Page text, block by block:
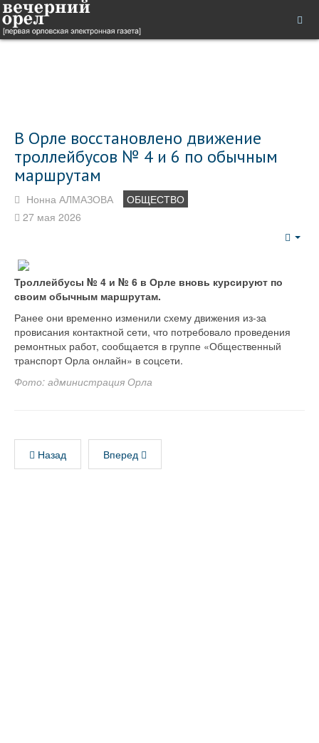
В Орле восстановлено движение
троллейбусов № 4 и 6 по обычным
маршрутам
Нонна АЛМАЗОВА
ОБЩЕСТВО
27 мая 2026
Троллейбусы № 4 и № 6 в Орле вновь курсируют по
своим обычным маршрутам.
Ранее они временно изменили схему движения из-за
провисания контактной сети, что потребовало проведения
ремонтных работ, сообщается в группе «Общественный
транспорт Орла онлайн» в соцсети.
Фото: администрация Орла
Назад Вперед